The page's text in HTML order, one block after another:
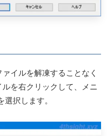
イルを解凍することなく
を右クリックして、メニ
択します。